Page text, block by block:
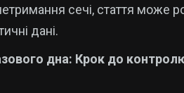
сечі, стаття може
дані.
дна: Крок до